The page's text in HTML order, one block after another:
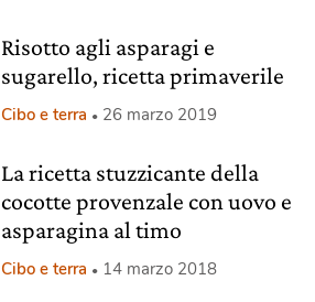
Risotto agli asparagi e
sugarello, ricetta primaverile
Cibo e terra 26 marzo 2019
La ricetta stuzzicante della
cocotte provenzale con uovo e
asparagina al timo
Cibo e terra 14 marzo 2018